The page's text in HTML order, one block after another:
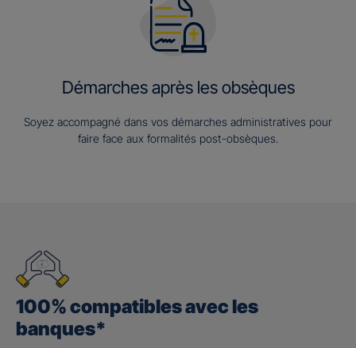
Démarches après les obsèques
Soyez accompagné dans vos démarches administratives pour
faire face aux formalités post-obsèques.
100% compatibles avec les
banques*